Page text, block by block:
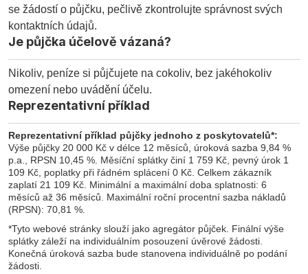
se žádostí o půjčku, pečlivě zkontrolujte správnost svých
kontaktních údajů.
Je půjčka účelově vázaná?
Nikoliv, peníze si půjčujete na cokoliv, bez jakéhokoliv
omezení nebo uvádění účelu.
Reprezentativní příklad
Reprezentativní příklad půjčky jednoho z poskytovatelů*:
Výše půjčky 20 000 Kč v délce 12 měsíců, úroková sazba 9,84 %
p.a., RPSN 10,45 %. Měsíční splátky činí 1 759 Kč, pevný úrok 1
109 Kč, poplatky při řádném splácení 0 Kč. Celkem zákazník
zaplatí 21 109 Kč. Minimální a maximální doba splatnosti: 6
měsíců až 36 měsíců. Maximální roční procentní sazba nákladů
(RPSN): 70,81 %.
*Tyto webové stránky slouží jako agregátor půjček. Finální výše
splátky záleží na individuálním posouzení úvěrové žádosti.
Konečná úroková sazba bude stanovena individuálně po podání
žádosti.